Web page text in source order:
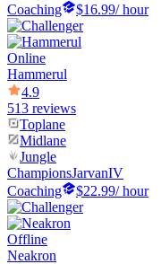
Coaching
$16.99/ hour
Online
Hammerul
4.9
513 reviews
Toplane
Midlane
Jungle
ChampionsJarvanIV
Coaching
$22.99/ hour
Offline
Neakron